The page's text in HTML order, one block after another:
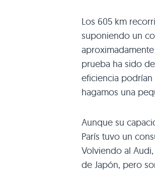
Los 605 km
suponiendo un
prueba ha sido de
eficiencia podrían
hagamos una
Aunque su
París tuvo un
Volviendo al
de Japón, pero